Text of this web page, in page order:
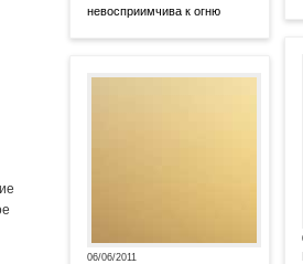
невосприимчива к огню
06/06/2011